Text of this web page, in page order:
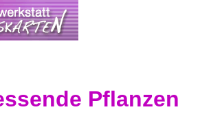
Pflanzen